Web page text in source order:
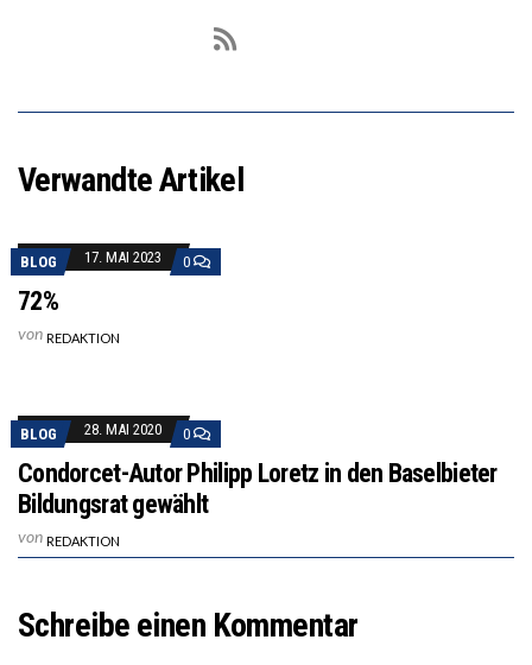
Verwandte Artikel
BLOG 17. MAI 2023 0
72%
von REDAKTION
BLOG 28. MAI 2020 0
Condorcet-Autor Philipp Loretz in den Baselbieter
Bildungsrat gewählt
von REDAKTION
Schreibe einen Kommentar